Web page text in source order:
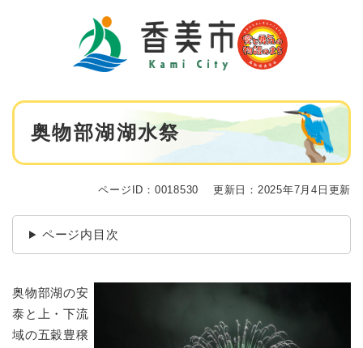
本
奥物部湖湖水祭
ページID：0018530 更新日：2025年7月4日更新
ページ内目次
奥物部湖の安
泰と上・下流
域の五穀豊穣